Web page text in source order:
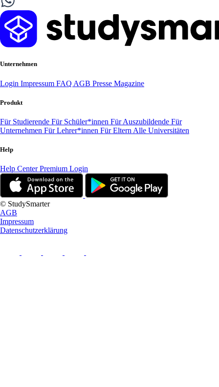
Unternehmen
Login Impressum FAQ AGB Presse Magazine
Produkt
Für Studierende Für Schüler*innen Für Auszubildende Für
Unternehmen Für Lehrer*innen Für Eltern Alle Universitäten
Help
Help CenterPremium Login
© StudySmarter
AGB
Impressum
Datenschutzerklärung